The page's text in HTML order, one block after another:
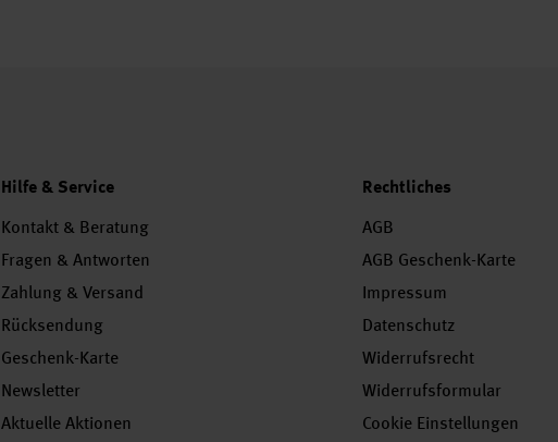
Hilfe & Service
Kontakt & Beratung
Fragen & Antworten
Zahlung & Versand
Rücksendung
Geschenk-Karte
Newsletter
Aktuelle Aktionen
Rechtliches
AGB
AGB Geschenk-Karte
Impressum
Datenschutz
Widerrufsrecht
Widerrufsformular
Cookie Einstellungen